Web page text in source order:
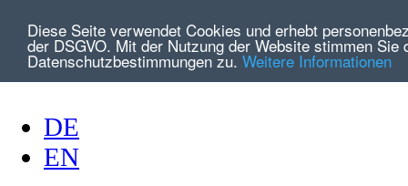
Diese Seite verwendet Cookies und erhebt
der DSGVO. Mit der Nutzung der Website stimmen Sie
Datenschutzbestimmungen zu. Weitere Informationen
DE
EN